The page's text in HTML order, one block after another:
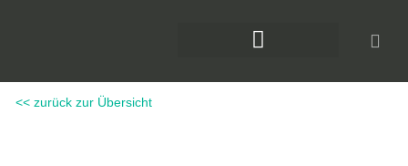
<< zurück zur Übersicht